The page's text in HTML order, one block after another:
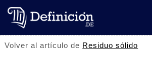
Volver al artículo de Residuo sólido